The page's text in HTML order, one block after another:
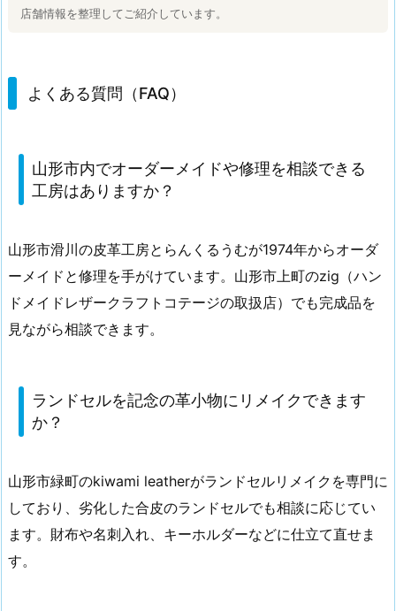
店舗情報を整理してご紹介しています。
よくある質問（FAQ）
山形市内でオーダーメイドや修理を相談できる
工房はありますか？
山形市滑川の皮革工房とらんくるうむが1974年からオーダ
ーメイドと修理を手がけています。山形市上町のzig（ハン
ドメイドレザークラフトコテージの取扱店）でも完成品を
見ながら相談できます。
ランドセルを記念の革小物にリメイクできます
か？
山形市緑町のkiwami leatherがランドセルリメイクを専門に
しており、劣化した合皮のランドセルでも相談に応じてい
ます。財布や名刺入れ、キーホルダーなどに仕立て直せま
す。